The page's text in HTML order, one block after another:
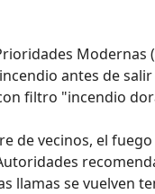
Modernas
antes de salir
filtro "incendio
de vecinos, el
llamas se vuelven